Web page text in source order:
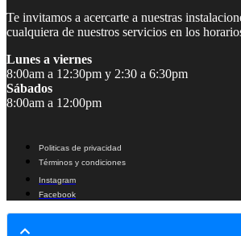
Te invitamos a acercarte a nuestras
cualquiera de nuestros servicios en los
Lunes a viernes
8:00am a 12:30pm y 2:30 a 6:30pm
Sábados
8:00am a 12:00pm
Politicas de privacidad
Términos y condiciones
Instagram
Facebook